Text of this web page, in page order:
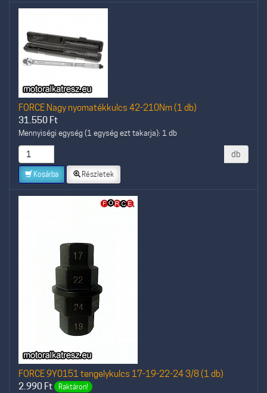
FORCE Nagy nyomatékkulcs 42-210Nm (1 db)
31.550 Ft
Mennyiségi egység (1 egység ezt takarja): 1 db
db
Kosárba Részletek
FORCE 9Y0151 tengelykulcs 17-19-22-24 3/8 (1 db)
2.990 Ft Raktáron!